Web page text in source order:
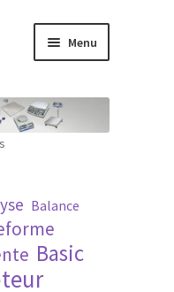
Menu
et
Balance
Basic